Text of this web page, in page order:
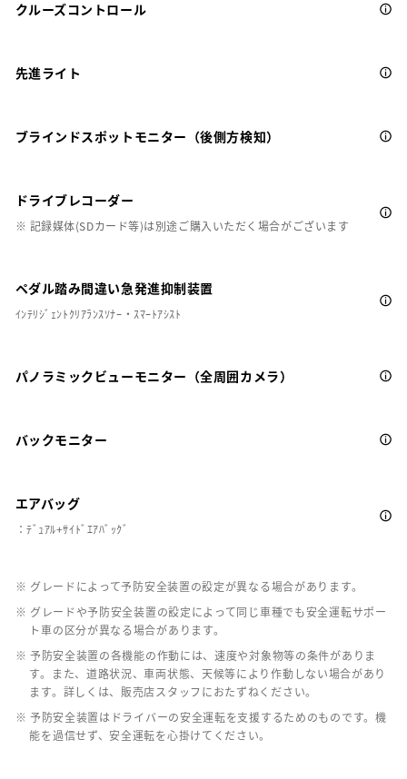
クルーズコントロール
先進ライト
ブラインドスポットモニター（後側方検知）
ドライブレコーダー
※ 記録媒体(SDカード等)は別途ご購入いただく場合がございます
ペダル踏み間違い急発進抑制装置
ｲﾝﾃﾘｼﾞｪﾝﾄｸﾘｱﾗﾝｽｿﾅｰ・ｽﾏｰﾄｱｼｽﾄ
パノラミックビューモニター（全周囲カメラ）
バックモニター
エアバッグ
：ﾃﾞｭｱﾙ+ｻｲﾄﾞｴｱﾊﾞｯｸﾞ
※ グレードによって予防安全装置の設定が異なる場合があります。
※ グレードや予防安全装置の設定によって同じ車種でも安全運転サポー
ト車の区分が異なる場合があります。
※ 予防安全装置の各機能の作動には、速度や対象物等の条件がありま
す。また、道路状況、車両状態、天候等により作動しない場合があり
ます。詳しくは、販売店スタッフにおたずねください。
※ 予防安全装置はドライバーの安全運転を支援するためのものです。機
能を過信せず、安全運転を心掛けてください。